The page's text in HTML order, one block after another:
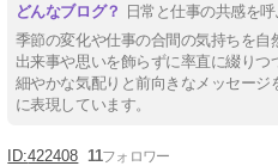
日常と仕事の共感を
季節の変化や仕事の合間の気持ちを
出来事や思いを飾らずに率直に綴りつ
細やかな気配りと前向きなメッセー
に表現しています。
422408 11